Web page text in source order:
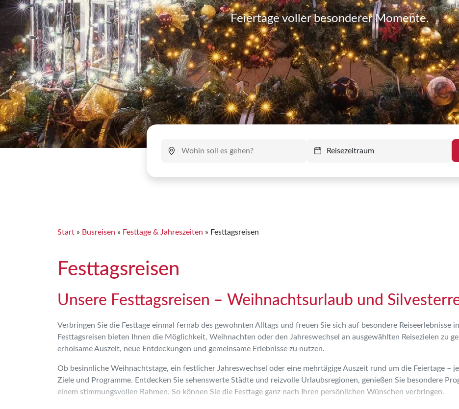
Feiertage voller besonderer Momente.
Reisezeitraum
Reisezeitraum
Start » Busreisen » Festtage & Jahreszeiten » Festtagsreisen
Festtagsreisen
Unsere Festtagsreisen – Weihnachtsurlaub und
Verbringen Sie die Festtage einmal fernab des gewohnten Alltags und freuen Sie sich auf besondere Reiseerlebnisse
Festtagsreisen bieten Ihnen die Möglichkeit, Weihnachten oder den Jahreswechsel an ausgewählten Reisezielen zu
erholsame Auszeit, neue Entdeckungen und gemeinsame Erlebnisse zu nutzen.
Ob besinnliche Weihnachtstage, ein festlicher Jahreswechsel oder eine mehrtägige Auszeit rund um die Feiertage –
Ziele und Programme. Entdecken Sie sehenswerte Städte und reizvolle Urlaubsregionen, genießen Sie besondere
einem stimmungsvollen Rahmen. So können Sie die Festtage ganz nach Ihren persönlichen Wünschen verbringen.